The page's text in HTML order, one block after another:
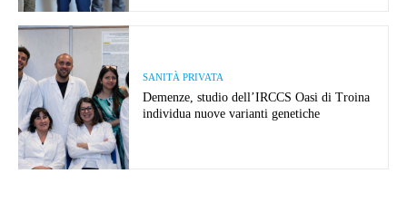
SANITÀ PRIVATA
Demenze, studio dell’IRCCS Oasi di Troina
individua nuove varianti genetiche